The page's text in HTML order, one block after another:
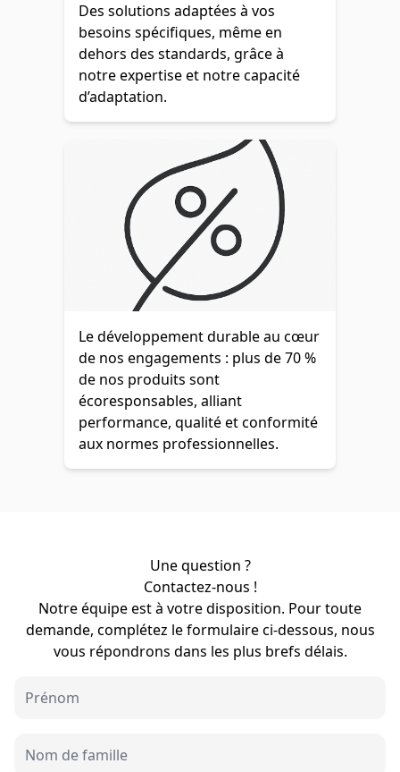
Des solutions adaptées à vos
besoins spécifiques, même en
dehors des standards, grâce à
notre expertise et notre capacité
d’adaptation.
Le développement durable au cœur
de nos engagements : plus de 70 %
de nos produits sont
écoresponsables, alliant
performance, qualité et conformité
aux normes professionnelles.
Une question ?
Contactez-nous !
Notre équipe est à votre disposition. Pour toute
demande, complétez le formulaire ci-dessous, nous
vous répondrons dans les plus brefs délais.